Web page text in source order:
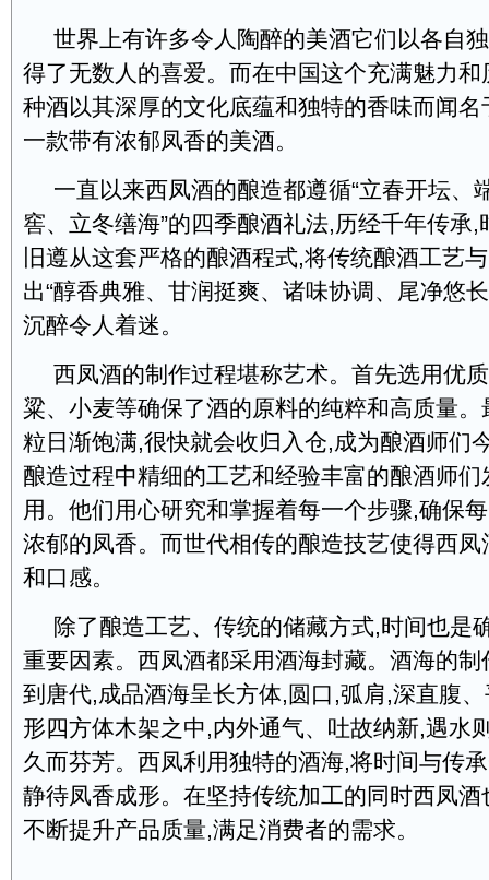
世界上有许多令人陶醉的美酒它们以各自
得了无数人的喜爱。而在中国这个充满魅力
种酒以其深厚的文化底蕴和独特的香味而闻
一款带有浓郁凤香的美酒。
一直以来西凤酒的酿造都遵循“立春开坛、
窖、立冬缮海”的四季酿酒礼法,历经千年传承
旧遵从这套严格的酿酒程式,将传统酿酒工艺
出“醇香典雅、甘润挺爽、诸味协调、尾净悠
沉醉令人着迷。
西凤酒的制作过程堪称艺术。首先选用优
粱、小麦等确保了酒的原料的纯粹和高质量
粒日渐饱满,很快就会收归入仓,成为酿酒师们
酿造过程中精细的工艺和经验丰富的酿酒师
用。他们用心研究和掌握着每一个步骤,确保
浓郁的凤香。而世代相传的酿造技艺使得西
和口感。
除了酿造工艺、传统的储藏方式,时间也是
重要因素。西凤酒都采用酒海封藏。酒海的
到唐代,成品酒海呈长方体,圆口,弧肩,深直腹、
形四方体木架之中,内外通气、吐故纳新,遇水
久而芬芳。西凤利用独特的酒海,将时间与传
静待凤香成形。在坚持传统加工的同时西凤
不断提升产品质量,满足消费者的需求。